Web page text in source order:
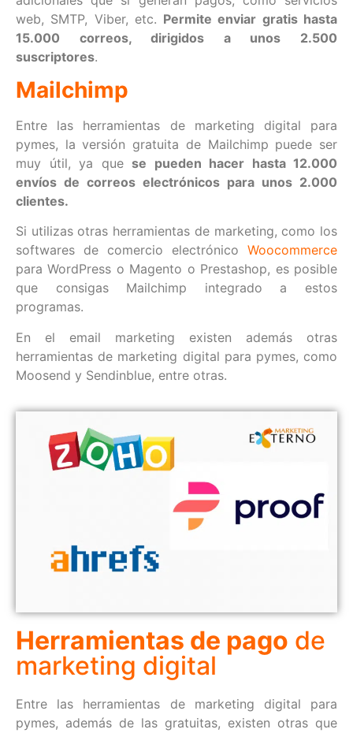
web, SMTP, Viber, etc. Permite enviar gratis hasta
15.000 correos, dirigidos a unos 2.500
suscriptores.
Mailchimp
Entre las herramientas de marketing digital para
pymes, la versión gratuita de Mailchimp puede ser
muy útil, ya que se pueden hacer hasta 12.000
envíos de correos electrónicos para unos 2.000
clientes.
Si utilizas otras herramientas de marketing, como los
softwares de comercio electrónico Woocommerce
para WordPress o Magento o Prestashop, es posible
que consigas Mailchimp integrado a estos
programas.
En el email marketing existen además otras
herramientas de marketing digital para pymes, como
Moosend y Sendinblue, entre otras.
Herramientas de pago de
marketing digital
Entre las herramientas de marketing digital para
pymes, además de las gratuitas, existen otras que